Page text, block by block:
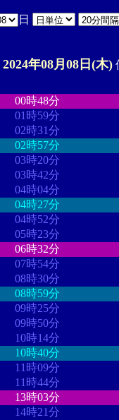
日
2024年08月08日(木)
00時48分
01時59分
02時31分
02時57分
03時20分
03時42分
04時04分
04時27分
04時52分
05時23分
06時32分
07時54分
08時30分
08時59分
09時25分
09時50分
10時14分
10時40分
11時09分
11時44分
13時03分
14時21分